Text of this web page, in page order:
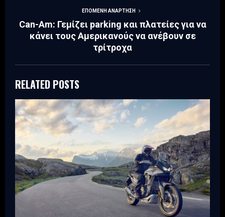
ΕΠΌΜΕΝΗ ΑΝΆΡΤΗΣΗ
Can-Am: Γεμίζει parking και πλατείες για να
κάνει τους Αμερικανούς να ανέβουν σε
τρίτροχα
RELATED POSTS